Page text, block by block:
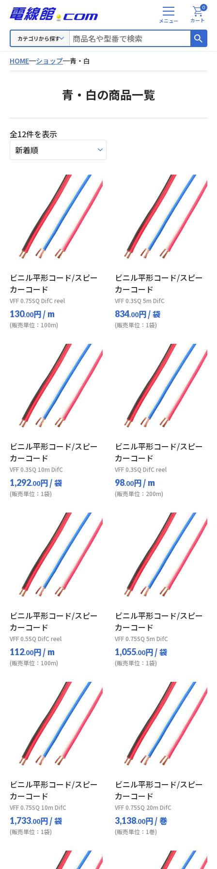
カテゴリから探す
メ
ニ
カート
0
HOME ショップ 青・白
青・白の商品一覧
全12件を表示新
い
ビニル平形コード/スピー
カーコード
VFF 0.75SQ DifC reel
130.00円/ m
(販売単位：100m)
ビニル平形コード/スピー
カーコード
VFF 0.3SQ 5m DifC
834.00円/ 袋
(販売単位：1袋)
ビニル平形コード/スピー
カーコード
VFF 0.3SQ 10m DifC
1,292.00円/ 袋
(販売単位：1袋)
ビニル平形コード/スピー
カーコード
VFF 0.3SQ DifC reel
98.00円/ m
(販売単位：200m)
ビニル平形コード/スピー
カーコード
VFF 0.5SQ DifC reel
112.00円/ m
(販売単位：100m)
ビニル平形コード/スピー
カーコード
VFF 0.75SQ 5m DifC
1,055.00円/ 袋
(販売単位：1袋)
ビニル平形コード/スピー
カーコード
VFF 0.75SQ 10m DifC
1,733.00円/ 袋
(販売単位：1袋)
ビニル平形コード/スピー
カーコード
VFF 0.75SQ 20m DifC
3,138.00円/ 巻
(販売単位：1巻)